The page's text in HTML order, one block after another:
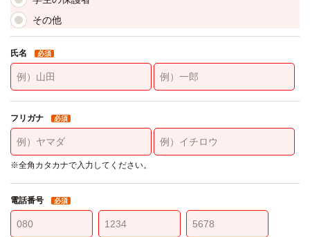
その他
氏名 必須
フリガナ 必須
※全角カタカナで入力してください。
電話番号 必須